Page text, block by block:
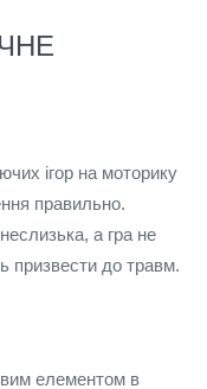
ігор на моторику
правильно.
а гра не
призвести до травм.
елементом в